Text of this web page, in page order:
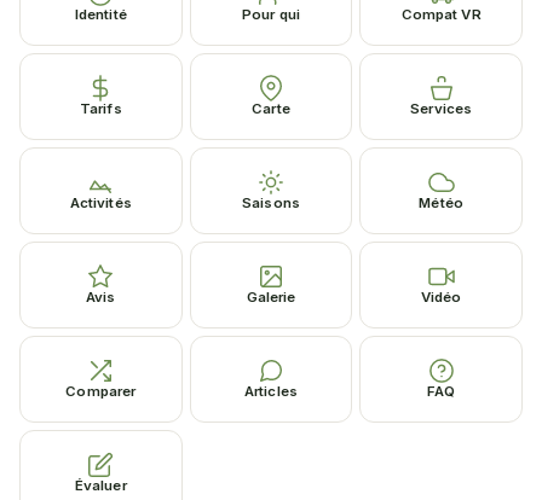
Identité Pour qui Compat VR
Tarifs Carte Services
Activités Saisons Météo
Avis Galerie Vidéo
Comparer Articles FAQ
Évaluer